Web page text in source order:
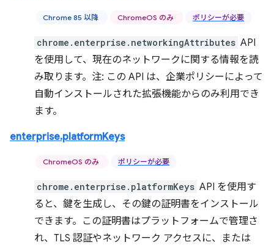
Chrome 85 以降 ChromeOS のみ ポリシーが必要
chrome.enterprise.networkingAttributes API
を使用して、現在のネットワークに関する情報を読
み取ります。注: この API は、企業ポリシーによって
自動インストールされた拡張機能からのみ利用でき
ます。
enterprise.platformKeys
ChromeOS のみ ポリシーが必要
chrome.enterprise.platformKeys API を使用す
ると、鍵を生成し、その鍵の証明書をインストール
できます。この証明書はプラットフォームで管理さ
れ、TLS 認証やネットワーク アクセスに、または